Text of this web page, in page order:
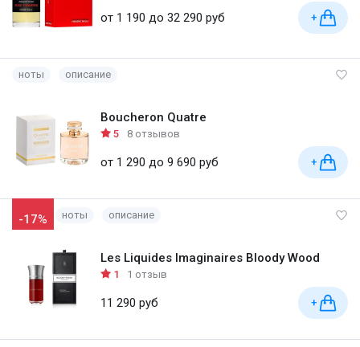
от 1 190 до 32 290 руб +
ноты описание
Boucheron Quatre
5 8 отзывов
от 1 290 до 9 690 руб +
-17% ноты описание
Les Liquides Imaginaires Bloody Wood
1 1 отзыв
11 290 руб +